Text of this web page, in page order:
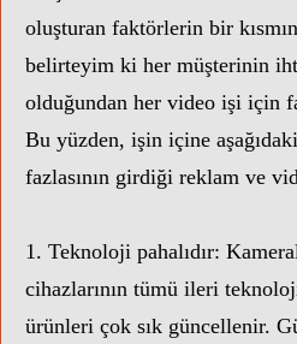
oluşturan faktörlerin bir
belirteyim ki her müşterinin
olduğundan her video işi için
Bu yüzden, işin içine
fazlasının girdiği reklam ve
1. Teknoloji pahalıdır:
cihazlarının tümü ileri
ürünleri çok sık güncellenir.